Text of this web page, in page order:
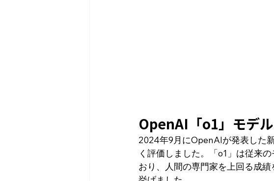
OpenAI「o1」モデ
2024年9月にOpenAIが発表した
く評価しました。「o1」は従来
おり、人間の専門家を上回る成